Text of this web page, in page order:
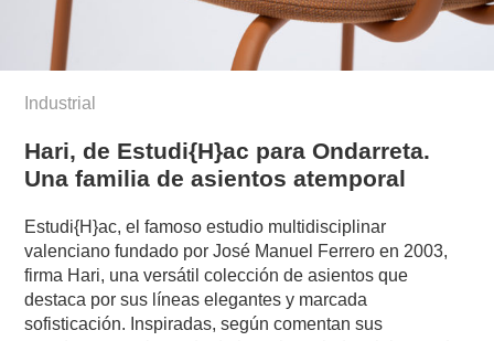
Industrial
Hari, de Estudi{H}ac para Ondarreta.
Una familia de asientos atemporal
Estudi{H}ac, el famoso estudio multidisciplinar
valenciano fundado por José Manuel Ferrero en 2003,
firma Hari, una versátil colección de asientos que
destaca por sus líneas elegantes y marcada
sofisticación. Inspiradas, según comentan sus